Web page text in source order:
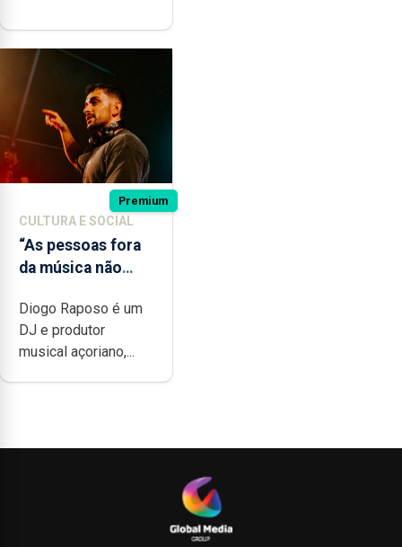
Premium
CULTURA E SOCIAL
“As pessoas fora
da música não
quão difícil é
produzir uma
música”
Diogo Raposo é um
DJ e produtor
musical açoriano,...